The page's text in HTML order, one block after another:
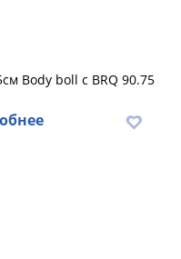
Body boll с BRQ 90.75